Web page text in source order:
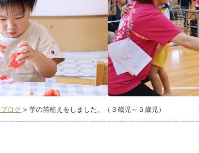
ログ > 芋の苗植えをしました。（３歳児～５歳児）